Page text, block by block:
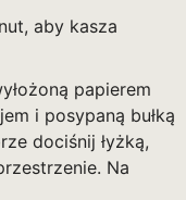
aby kasza
papierem
i posypaną bułką
dociśnij łyżką,
Na